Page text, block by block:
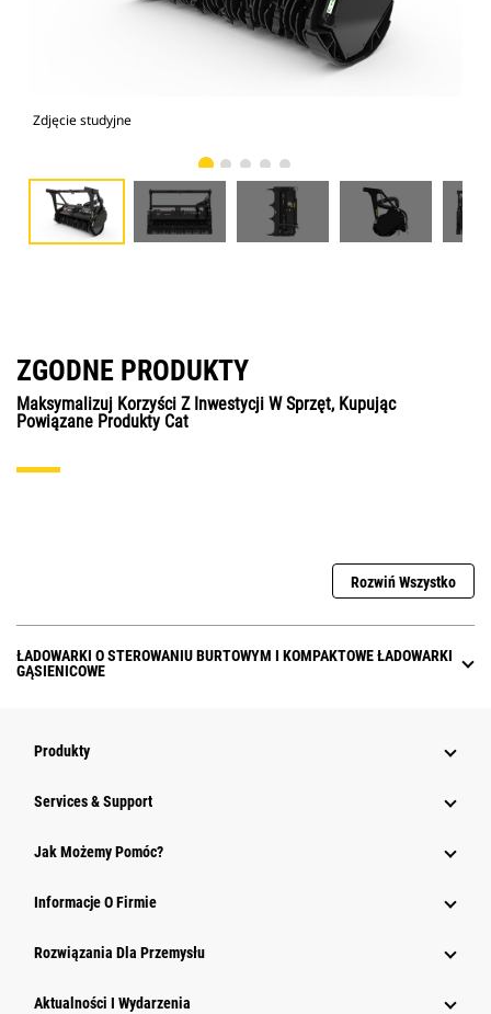
Zdjęcie studyjne
ZGODNE PRODUKTY
Maksymalizuj Korzyści Z Inwestycji W Sprzęt, Kupując
Powiązane Produkty Cat
Rozwiń Wszystko
ŁADOWARKI O STEROWANIU BURTOWYM I KOMPAKTOWE ŁADOWARKI
GĄSIENICOWE
Produkty
Services & Support
Jak Możemy Pomóc?
Informacje O Firmie
Rozwiązania Dla Przemysłu
Aktualności I Wydarzenia